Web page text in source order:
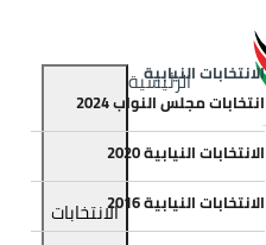
Main navigation
الرئيسية
الانتخابات
الانتخابات النيابية
انتخابات مجلس النواب 2024
الانتخابات النيابية 2020
الانتخابات النيابية 2016